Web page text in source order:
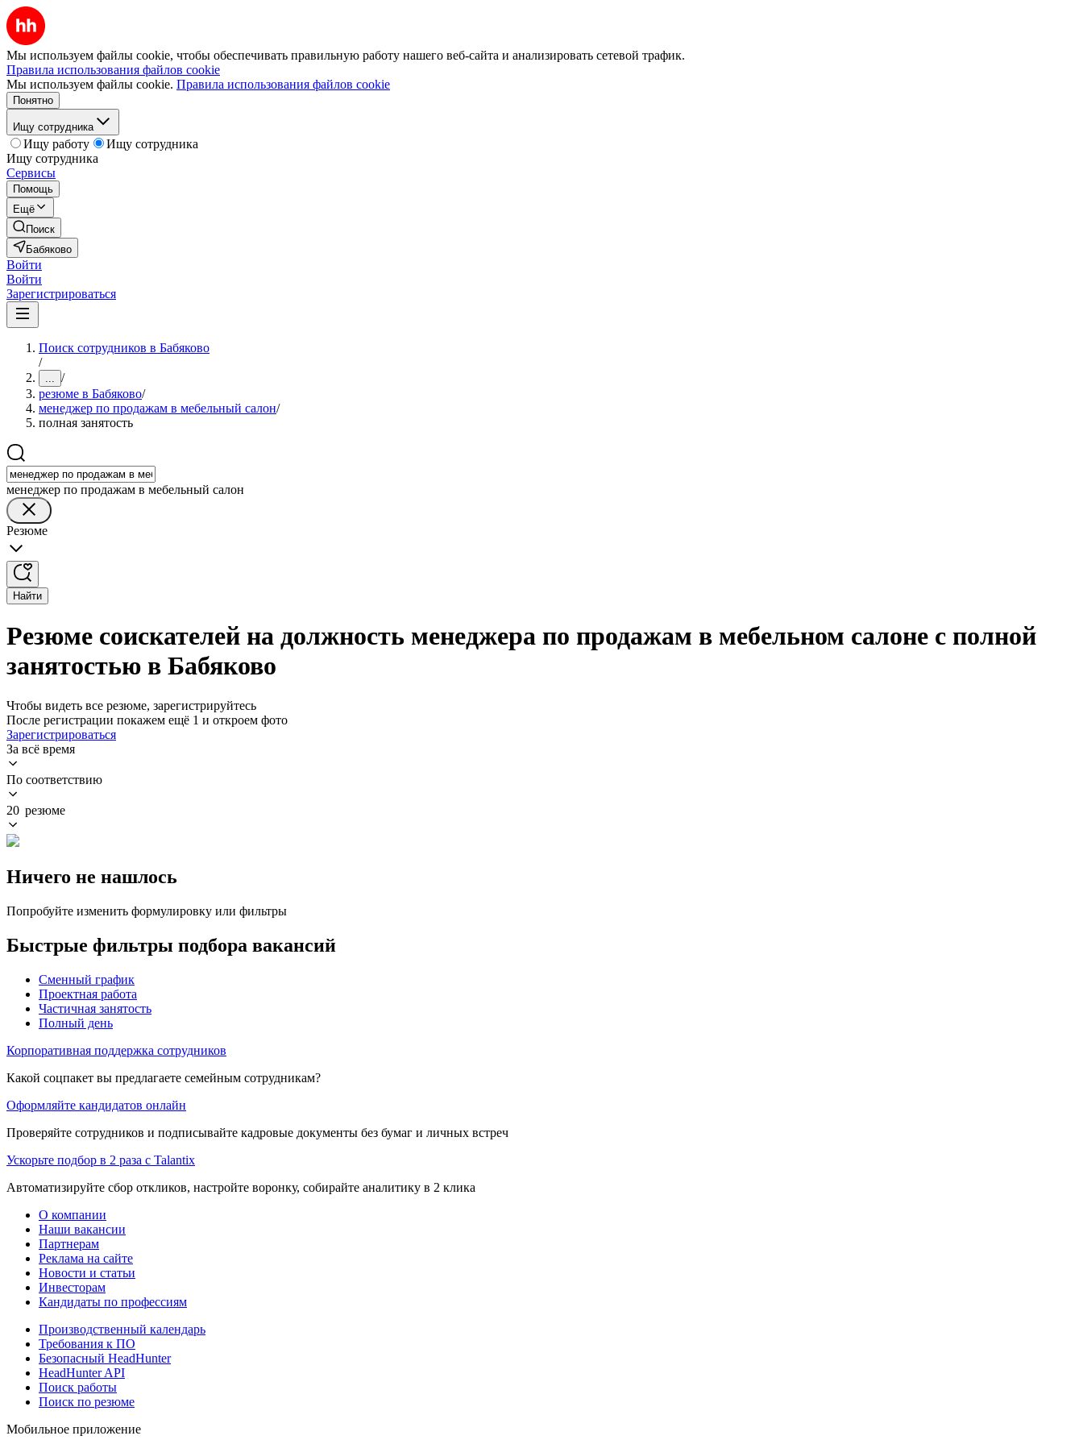
Мы используем файлы cookie, чтобы обеспечивать правильную работу нашего веб-сайта и анализировать сетевой трафик.
Правила использования файлов cookie
Мы используем файлы cookie. Правила использования файлов cookie
Понятно
Ищу сотрудника
Ищу работу
Ищу сотрудника
Ищу сотрудника
Сервисы
Помощь
Ещё
Поиск
Бабяково
Войти
Войти
Зарегистрироваться
Поиск сотрудников в Бабяково
/
... /
резюме в Бабяково/
менеджер по продажам в мебельный салон/
полная занятость
менеджер по продажам в мебельный салон
Резюме
Найти
Резюме соискателей на должность менеджера по продажам в мебельном салоне с полной
занятостью в Бабяково
Чтобы видеть все резюме, зарегистрируйтесь
После регистрации покажем ещё 1 и откроем фото
Зарегистрироваться
За всё время
По соответствию
20 резюме
Ничего не нашлось
Попробуйте изменить формулировку или фильтры
Быстрые фильтры подбора вакансий
Сменный график
Проектная работа
Частичная занятость
Полный день
Корпоративная поддержка сотрудников
Какой соцпакет вы предлагаете семейным сотрудникам?
Оформляйте кандидатов онлайн
Проверяйте сотрудников и подписывайте кадровые документы без бумаг и личных встреч
Ускорьте подбор в 2 раза с Talantix
Автоматизируйте сбор откликов, настройте воронку, собирайте аналитику в 2 клика
О компании
Наши вакансии
Партнерам
Реклама на сайте
Новости и статьи
Инвесторам
Кандидаты по профессиям
Производственный календарь
Требования к ПО
Безопасный HeadHunter
HeadHunter API
Поиск работы
Поиск по резюме
Мобильное приложение